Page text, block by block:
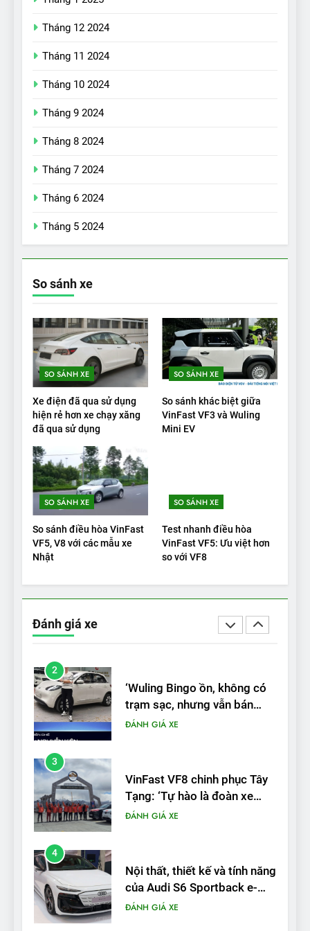
Tháng 12 2024
Tháng 11 2024
Tháng 10 2024
Tháng 9 2024
Tháng 8 2024
Tháng 7 2024
Tháng 6 2024
Tháng 5 2024
So sánh xe
SO SÁNH XE
Xe điện đã qua sử dụng
hiện rẻ hơn xe chạy xăng
đã qua sử dụng
SO SÁNH XE
So sánh khác biệt giữa
VinFast VF3 và Wuling
Mini EV
SO SÁNH XE
So sánh điều hòa VinFast
VF5, V8 với các mẫu xe
Nhật
SO SÁNH XE
Test nhanh điều hòa
VinFast VF5: Ưu việt hơn
so với VF8
Đánh giá xe
chỉ có trên VinFast VF8
VinFast VF9 có gì để cạnh
tranh với các xe xăng cùng
tầm giá?
ĐÁNH GIÁ XE
20
Đánh giá: Người đam mê xe
điện Hyundai Ioniq 5 N 2025
1
Xe tốt nhất để mua năm
2025: Green Car Reports
nêu tên 5 người vào chung
kết – Mỹ
ĐÁNH GIÁ XE
‘Wuling Bingo ồn, không có
trạm sạc, nhưng vẫn bán
được nếu biết cách’
3
VinFast VF8 chinh phục Tây
Tạng: ‘Tự hào là đoàn xe
điện Việt Nam đầu tiên lăn
ĐÁNH GIÁ XE
4
Nội thất, thiết kế và tính năng
của Audi S6 Sportback e-
tron
ĐÁNH GIÁ XE
5
VinFast VF8 đạt 4 sao trong
thử nghiệm an toàn NHTSA
tại Mỹ
ĐÁNH GIÁ XE